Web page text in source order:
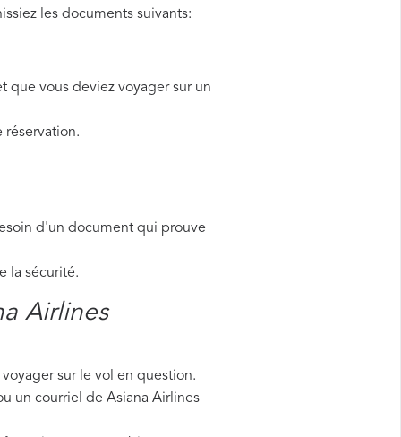
les documents suivants:
que vous deviez voyager sur un
d'un document qui prouve
la sécurité.
Airlines
sur le vol en question.
un courriel de Asiana Airlines